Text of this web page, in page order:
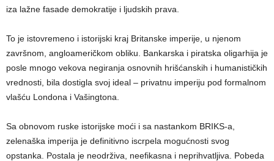
iza lažne fasade demokratije i ljudskih prava.
To je istovremeno i istorijski kraj Britanske imperije, u njenom
završnom, angloameričkom obliku. Bankarska i piratska oligarhija je
posle mnogo vekova negiranja osnovnih hrišćanskih i humanističkih
vrednosti, bila dostigla svoj ideal – privatnu imperiju pod formalnom
vlašću Londona i Vašingtona.
Sa obnovom ruske istorijske moći i sa nastankom BRIKS-a,
zelenaška imperija je definitivno iscrpela mogućnosti svog
opstanka. Postala je neodrživa, neefikasna i neprihvatljiva. Pobeda